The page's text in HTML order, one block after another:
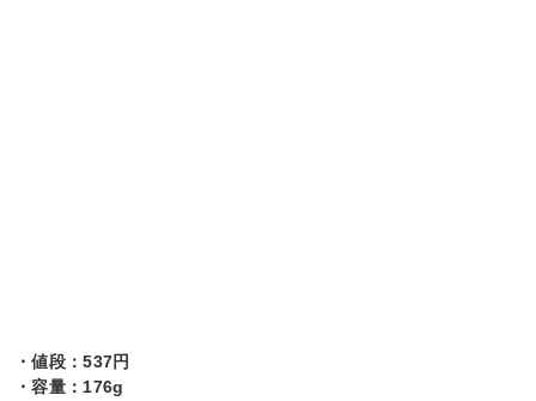
・値段：537円
・容量：176g